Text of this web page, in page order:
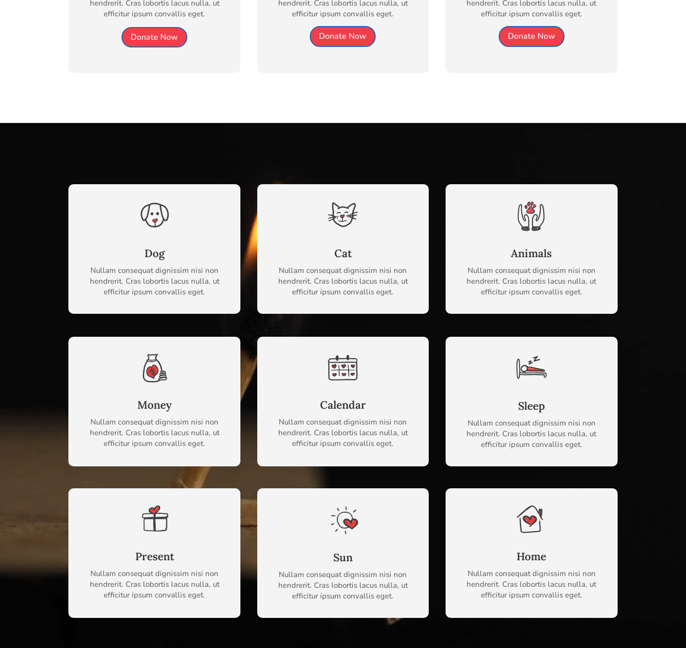
hendrerit. Cras lobortis lacus nulla, ut
efficitur ipsum convallis eget.
Donate Now
hendrerit. Cras lobortis lacus nulla, ut
efficitur ipsum convallis eget.
Donate Now
hendrerit. Cras lobortis lacus nulla, ut
efficitur ipsum convallis eget.
Donate Now
Dog
Nullam consequat dignissim nisi non
hendrerit. Cras lobortis lacus nulla, ut
efficitur ipsum convallis eget.
Cat
Nullam consequat dignissim nisi non
hendrerit. Cras lobortis lacus nulla, ut
efficitur ipsum convallis eget.
Animals
Nullam consequat dignissim nisi non
hendrerit. Cras lobortis lacus nulla, ut
efficitur ipsum convallis eget.
Money
Nullam consequat dignissim nisi non
hendrerit. Cras lobortis lacus nulla, ut
efficitur ipsum convallis eget.
Calendar
Nullam consequat dignissim nisi non
hendrerit. Cras lobortis lacus nulla, ut
efficitur ipsum convallis eget.
Sleep
Nullam consequat dignissim nisi non
hendrerit. Cras lobortis lacus nulla, ut
efficitur ipsum convallis eget.
Present
Nullam consequat dignissim nisi non
hendrerit. Cras lobortis lacus nulla, ut
efficitur ipsum convallis eget.
Sun
Nullam consequat dignissim nisi non
hendrerit. Cras lobortis lacus nulla, ut
efficitur ipsum convallis eget.
Home
Nullam consequat dignissim nisi non
hendrerit. Cras lobortis lacus nulla, ut
efficitur ipsum convallis eget.